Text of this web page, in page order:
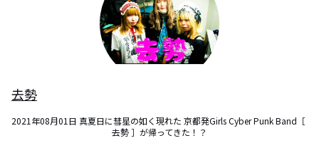
去勢
2021年08月01日 真夏日に彗星の如く現れた 京都発Girls Cyber Punk Band［
去勢 ］が帰ってきた！？